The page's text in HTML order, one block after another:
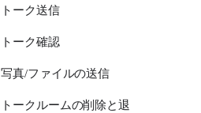
トーク送信
トーク確認
写真/ファイルの送信
トークルームの削除と退